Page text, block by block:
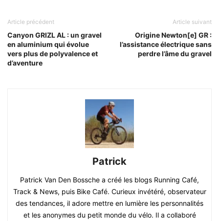
Article précédent
Canyon GRIZL AL : un gravel
en aluminium qui évolue
vers plus de polyvalence et
d’aventure
Article suivant
Origine Newton[e] GR :
l’assistance électrique sans
perdre l’âme du gravel
Patrick
Patrick Van Den Bossche a créé les blogs Running Café,
Track & News, puis Bike Café. Curieux invétéré, observateur
des tendances, il adore mettre en lumière les personnalités
et les anonymes du petit monde du vélo. Il a collaboré